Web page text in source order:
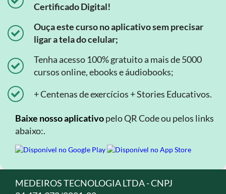
Certificado Digital!
Ouça este curso no aplicativo sem precisar
ligar a tela do celular;
Tenha acesso 100% gratuito a mais de 5000
cursos online, ebooks e áudiobooks;
+ Centenas de exercícios + Stories Educativos.
Baixe nosso aplicativopelo QR Code ou pelos links
abaixo:.
MEDEIROS TECNOLOGIA LTDA - CNPJ